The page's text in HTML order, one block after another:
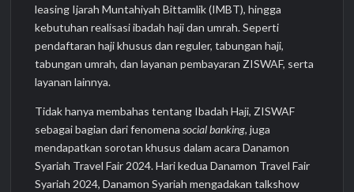
leasing Ijarah Muntahiyah Bittamlik (IMBT), hingga
kebutuhan realisasi ibadah haji dan umrah. Seperti
pendaftaran haji khusus dan reguler, tabungan haji,
tabungan umrah, dan layanan pembayaran ZISWAF, serta
layanan lainnya.
Tidak hanya membahas tentang Ibadah Haji, ZISWAF
sebagai bagian dari fenomenasocial banking, juga
mendapatkan sorotan khusus dalam acara Danamon
Syariah Travel Fair 2024. Hari kedua Danamon Travel Fair
Syariah 2024, Danamon Syariah mengadakan talkshow